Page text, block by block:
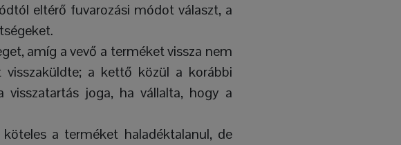
eltérő fuvarozási módot választ, a
amíg a vevő a terméket vissza nem
a kettő közül a korábbi
joga, ha vállalta, hogy a
a terméket haladéktalanul, de